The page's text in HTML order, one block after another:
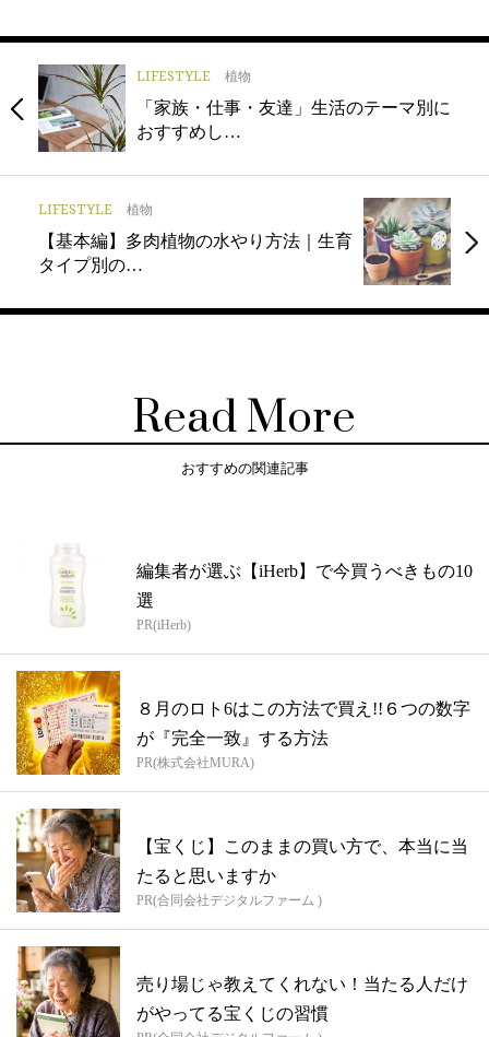
LIFESTYLE 植物
「家族・仕事・友達」生活のテーマ別に
おすすめし…
LIFESTYLE 植物
【基本編】多肉植物の水やり方法｜生育
タイプ別の…
Read More
おすすめの関連記事
編集者が選ぶ【iHerb】で今買うべきもの10
選
PR(iHerb)
８月のロト6はこの方法で買え!!６つの数字
が『完全一致』する方法
PR(株式会社MURA)
【宝くじ】このままの買い方で、本当に当
たると思いますか
PR(合同会社デジタルファーム )
売り場じゃ教えてくれない！当たる人だけ
がやってる宝くじの習慣